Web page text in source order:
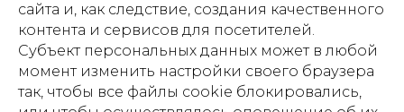
сайта и, как следствие, создания качественного
контента и сервисов для посетителей.
Субъект персональных данных может в любой
момент изменить настройки своего браузера
так, чтобы все файлы cookie блокировались,